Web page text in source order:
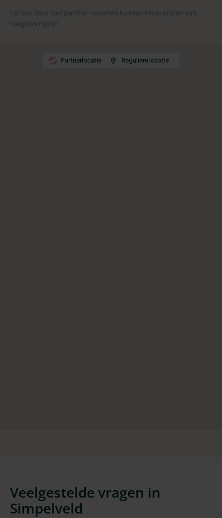
Partnerlocatie Reguliere locatie
Veelgestelde vragen in
Simpelveld